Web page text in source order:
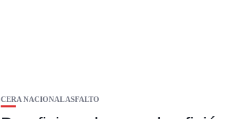
CERA NACIONAL ASFALTO